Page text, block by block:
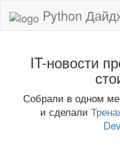
Python
IT-новости
Собрали в одном
и сделали